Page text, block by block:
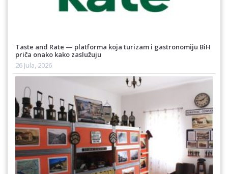
Taste and Rate — platforma koja turizam i gastronomiju BiH
priča onako kako zaslužuju
26 Jula, 2026